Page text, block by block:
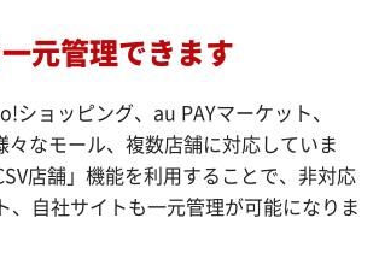
元管理できます
ショッピング、au PAYマーケット、
なモール、複数店舗に対応していま
店舗」機能を利用することで、非対応
、自社サイトも一元管理が可能になりま